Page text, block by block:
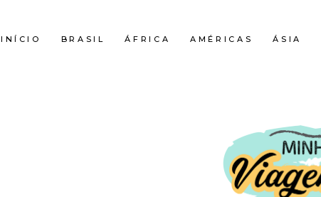
INÍCIO BRASIL ÁFRICA AMÉRICAS ÁSIA